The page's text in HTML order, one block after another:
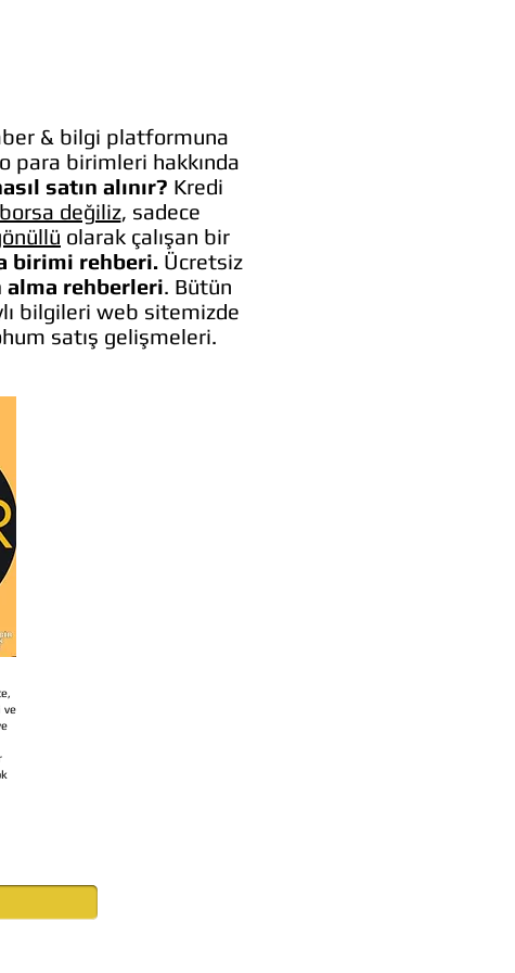
& bilgi platformuna
para birimleri hakkında
satın alınır? Kredi
değiliz, sadece
olarak çalışan bir
birimi rehberi. Ücretsiz
alma rehberleri. Bütün
bilgileri web sitemizde
satış gelişmeleri.
ve